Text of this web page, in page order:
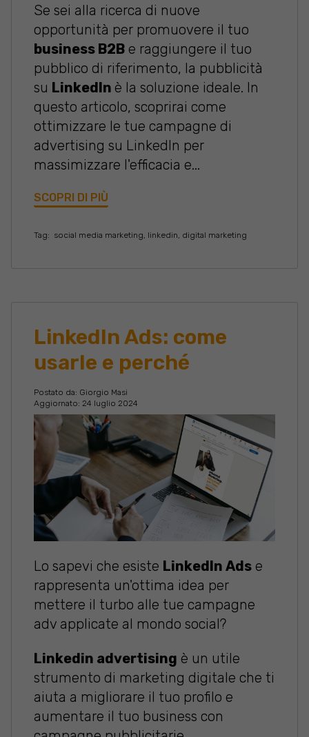
Se sei alla ricerca di nuove
opportunità per promuovere il tuo
business B2B e raggiungere il tuo
pubblico di riferimento, la pubblicità
su LinkedIn è la soluzione ideale. In
questo articolo, scoprirai come
ottimizzare le tue campagne di
advertising su LinkedIn per
massimizzare l'efficacia e...
SCOPRI DI PIÙ
Tag: social media marketing linkedin digital marketing
LinkedIn Ads: come
usarle e perché
Postato da: Giorgio Masi
Aggiornato: 24 luglio 2024
Lo sapevi che esiste LinkedIn Ads e
rappresenta un'ottima idea per
mettere il turbo alle tue campagne
adv applicate al mondo social?
Linkedin advertising è un utile
strumento di marketing digitale che ti
aiuta a migliorare il tuo profilo e
aumentare il tuo business con